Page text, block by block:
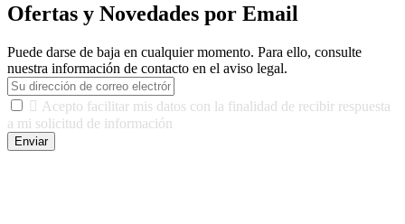
Ofertas y Novedades por Email
Puede darse de baja en cualquier momento. Para ello, consulte
nuestra información de contacto en el aviso legal.
 Acepto facilitar mis datos con la finalidad de recibir respuesta
a mi solicitud de información
Enviar